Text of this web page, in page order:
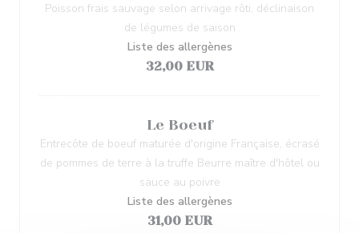
Poisson frais sauvage selon arrivage rôti, déclinaison
de légumes de saison
Liste des allergènes
32,00 EUR
Le Boeuf
Entrecôte de boeuf maturée d'origine Française, écrasé
de pommes de terre à la truffe Beurre maître d'hôtel ou
sauce au poivre
Liste des allergènes
31,00 EUR